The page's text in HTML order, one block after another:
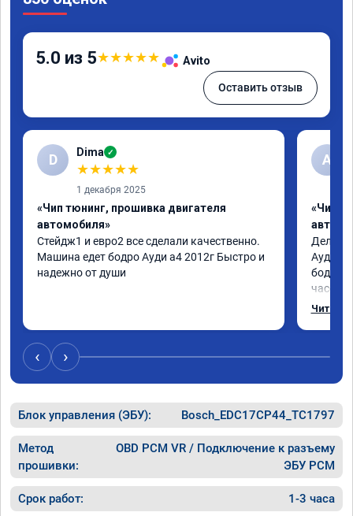
5.0 из 5★★★★★ Avito
Оставить отзыв
D Dima ✓
★★★★★
1 декабря 2025
«Чип тюнинг, прошивка двигателя
автомобиля»
Стейдж1 и евро2 все сделали качественно.
Машина едет бодро Ауди а4 2012г Быстро и
надежно от души
А
«Чип
Делал
как
Читать
‹ ›
Блок управления (ЭБУ): Bosch_EDC17CP44_TC1797
Метод
прошивки:
OBD PCM VR / Подключение к разъему
ЭБУ PCM
Срок работ: 1-3 часа